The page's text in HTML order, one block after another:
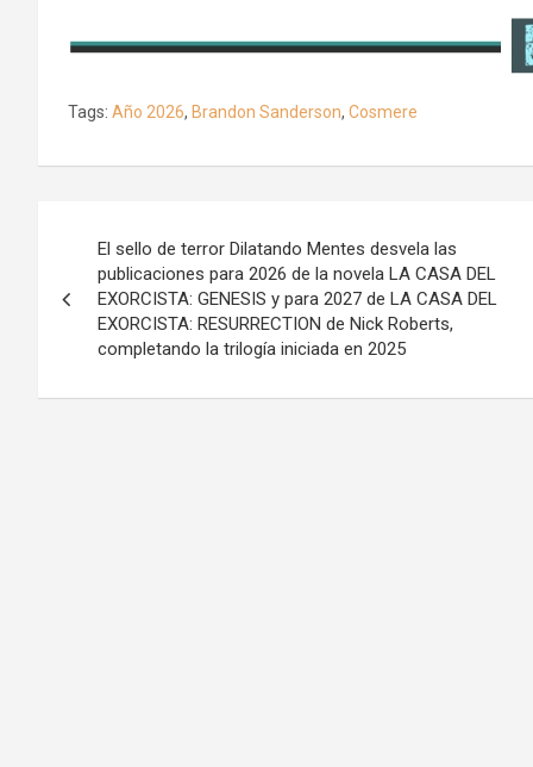
Tags: Año 2026, Brandon Sanderson, Cosmere
entradas
El sello de terror Dilatando Mentes desvela las
publicaciones para 2026 de la novela LA CASA DEL
EXORCISTA: GENESIS y para 2027 de LA CASA DEL
EXORCISTA: RESURRECTION de Nick Roberts,
completando la trilogía iniciada en 2025